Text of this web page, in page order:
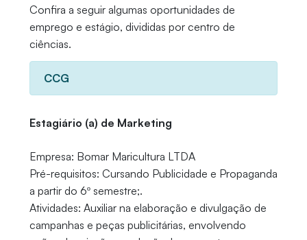
Confira a seguir algumas oportunidades de
emprego e estágio, divididas por centro de
ciências.
CCG
Estagiário (a) de Marketing
Empresa: Bomar Maricultura LTDA
Pré-requisitos: Cursando Publicidade e Propaganda
a partir do 6º semestre;.
Atividades: Auxiliar na elaboração e divulgação de
campanhas e peças publicitárias, envolvendo